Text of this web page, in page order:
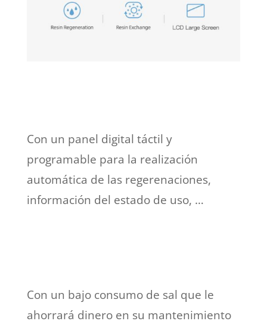
Con un panel digital táctil y
programable para la realización
automática de las regerenaciones,
información del estado de uso, …
Con un bajo consumo de sal que le
ahorrará dinero en su mantenimiento